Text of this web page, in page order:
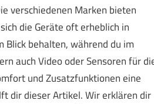
verschiedenen Marken bieten
die Geräte oft erheblich in
Blick behalten, während du im
auch Video oder Sensoren für
und Zusatzfunktionen eine
dir dieser Artikel. Wir erklären dir